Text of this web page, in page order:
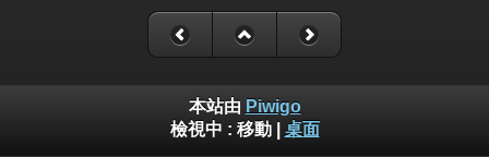
本站由 Piwigo
檢視中 : 移動| 桌面